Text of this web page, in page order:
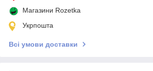
Магазини Rozetka
Укрпошта
Всі умови доставки